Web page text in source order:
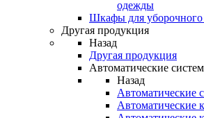
одежды
Шкафы для уборочного
Другая продукция
Назад
Другая продукция
Автоматические
Назад
Автоматические
Автоматические